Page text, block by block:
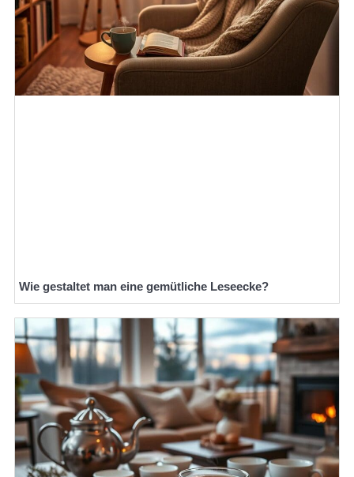
Wie gestaltet man eine gemütliche Leseecke?